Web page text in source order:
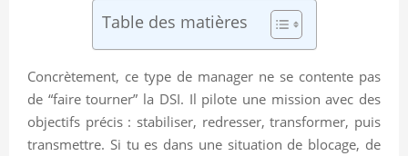
Table des matières
Concrètement, ce type de manager ne se contente pas
de “faire tourner” la DSI. Il pilote une mission avec des
objectifs précis : stabiliser, redresser, transformer, puis
transmettre. Si tu es dans une situation de blocage, de